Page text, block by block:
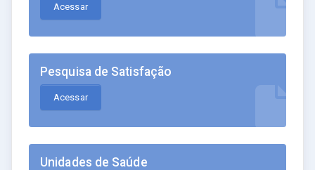
Acessar
Pesquisa de Satisfação
Acessar
Unidades de Saúde